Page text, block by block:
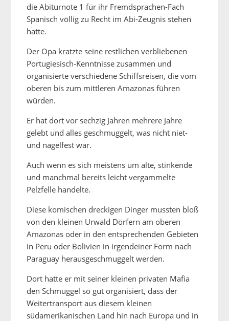
die Abiturnote 1 für ihr Fremdsprachen-Fach
Spanisch völlig zu Recht im Abi-Zeugnis stehen
hatte.
Der Opa kratzte seine restlichen verbliebenen
Portugiesisch-Kenntnisse zusammen und
organisierte verschiedene Schiffsreisen, die vom
oberen bis zum mittleren Amazonas führen
würden.
Er hat dort vor sechzig Jahren mehrere Jahre
gelebt und alles geschmuggelt, was nicht niet-
und nagelfest war.
Auch wenn es sich meistens um alte, stinkende
und manchmal bereits leicht vergammelte
Pelzfelle handelte.
Diese komischen dreckigen Dinger mussten bloß
von den kleinen Urwald Dörfern am oberen
Amazonas oder in den entsprechenden Gebieten
in Peru oder Bolivien in irgendeiner Form nach
Paraguay herausgeschmuggelt werden.
Dort hatte er mit seiner kleinen privaten Mafia
den Schmuggel so gut organisiert, dass der
Weitertransport aus diesem kleinen
südamerikanischen Land hin nach Europa und in